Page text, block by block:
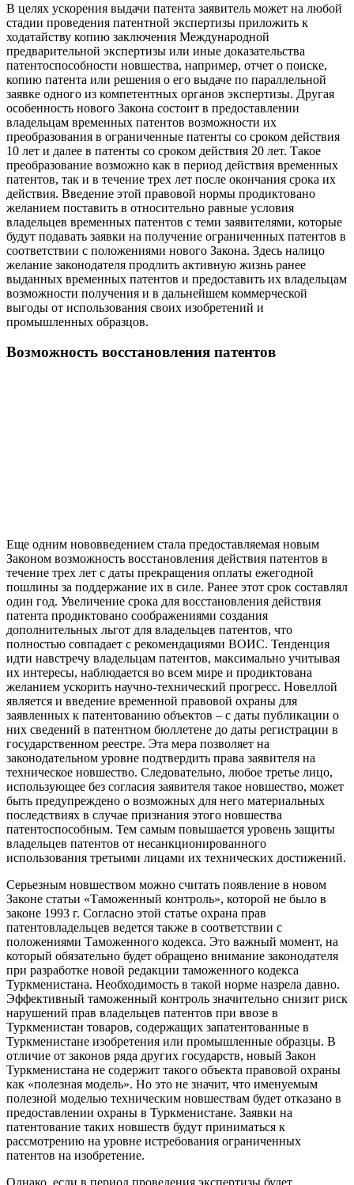
В целях ускорения выдачи патента заявитель может на любой
стадии проведения патентной экспертизы приложить к
ходатайству копию заключения Международной
предварительной экспертизы или иные доказательства
патентоспособности новшества, например, отчет о поиске,
копию патента или решения о его выдаче по параллельной
заявке одного из компетентных органов экспертизы. Другая
особенность нового Закона состоит в предоставлении
владельцам временных патентов возможности их
преобразования в ограниченные патенты со сроком действия
10 лет и далее в патенты со сроком действия 20 лет. Такое
преобразование возможно как в период действия временных
патентов, так и в течение трех лет после окончания срока их
действия. Введение этой правовой нормы продиктовано
желанием поставить в относительно равные условия
владельцев временных патентов с теми заявителями, которые
будут подавать заявки на получение ограниченных патентов в
соответствии с положениями нового Закона. Здесь налицо
желание законодателя продлить активную жизнь ранее
выданных временных патентов и предоставить их владельцам
возможности получения и в дальнейшем коммерческой
выгоды от использования своих изобретений и
промышленных образцов.
Возможность восстановления патентов
Еще одним нововведением стала предоставляемая новым
Законом возможность восстановления действия патентов в
течение трех лет с даты прекращения оплаты ежегодной
пошлины за поддержание их в силе. Ранее этот срок составлял
один год. Увеличение срока для восстановления действия
патента продиктовано соображениями создания
дополнительных льгот для владельцев патентов, что
полностью совпадает с рекомендациями ВОИС. Тенденция
идти навстречу владельцам патентов, максимально учитывая
их интересы, наблюдается во всем мире и продиктована
желанием ускорить научно-технический прогресс. Новеллой
является и введение временной правовой охраны для
заявленных к патентованию объектов – с даты публикации о
них сведений в патентном бюллетене до даты регистрации в
государственном реестре. Эта мера позволяет на
законодательном уровне подтвердить права заявителя на
техническое новшество. Следовательно, любое третье лицо,
использующее без согласия заявителя такое новшество, может
быть предупреждено о возможных для него материальных
последствиях в случае признания этого новшества
патентоспособным. Тем самым повышается уровень защиты
владельцев патентов от несанкционированного
использования третьими лицами их технических достижений.
Серьезным новшеством можно считать появление в новом
Законе статьи «Таможенный контроль», которой не было в
законе 1993 г. Согласно этой статье охрана прав
патентовладельцев ведется также в соответствии с
положениями Таможенного кодекса. Это важный момент, на
который обязательно будет обращено внимание законодателя
при разработке новой редакции таможенного кодекса
Туркменистана. Необходимость в такой норме назрела давно.
Эффективный таможенный контроль значительно снизит риск
нарушений прав владельцев патентов при ввозе в
Туркменистан товаров, содержащих запатентованные в
Туркменистане изобретения или промышленные образцы. В
отличие от законов ряда других государств, новый Закон
Туркменистана не содержит такого объекта правовой охраны
как «полезная модель». Но это не значит, что именуемым
полезной моделью техническим новшествам будет отказано в
предоставлении охраны в Туркменистане. Заявки на
патентование таких новшеств будут приниматься к
рассмотрению на уровне истребования ограниченных
патентов на изобретение.